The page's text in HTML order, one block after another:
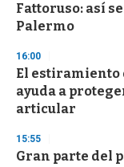
Fattoruso: así
Palermo
16:00
El estiramiento
ayuda a
articular
15:55
Gran parte del